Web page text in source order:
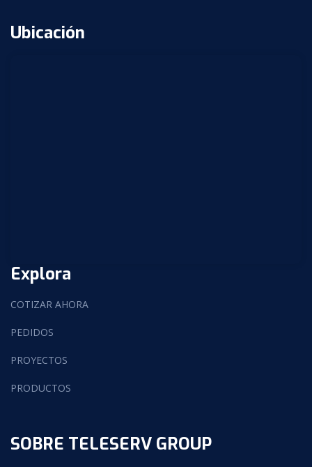
SOBRE TELESERV GROUP
Explora
COTIZAR AHORA
PEDIDOS
PROYECTOS
PRODUCTOS
Ubicación